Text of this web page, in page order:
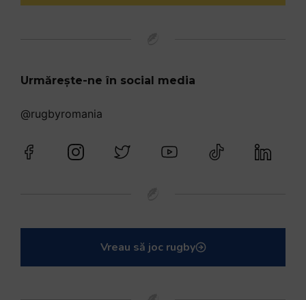
Urmărește-ne în social media
@rugbyromania
Vreau să joc rugby